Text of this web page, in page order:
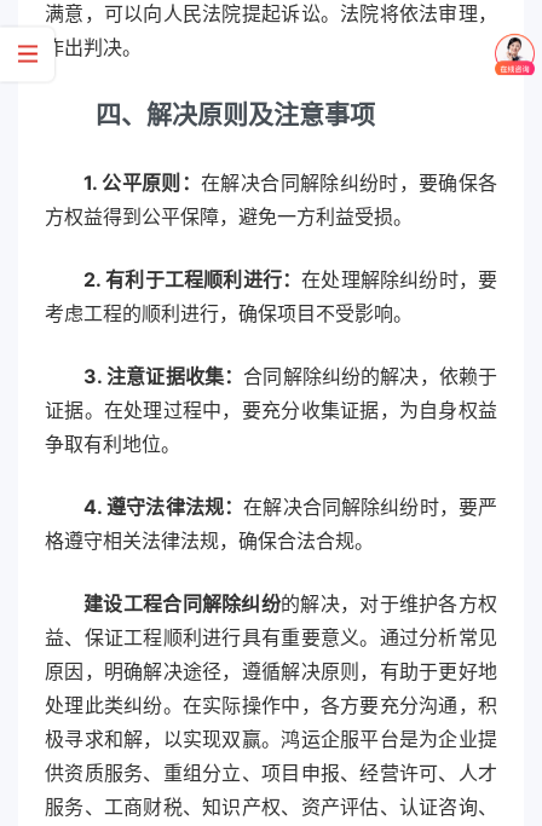
满意，可以向人民法院提起诉讼。法院将依法审理，
作出判决。
四、解决原则及注意事项
1. 公平原则：在解决合同解除纠纷时，要确保各
方权益得到公平保障，避免一方利益受损。
2. 有利于工程顺利进行：在处理解除纠纷时，要
考虑工程的顺利进行，确保项目不受影响。
3. 注意证据收集：合同解除纠纷的解决，依赖于
证据。在处理过程中，要充分收集证据，为自身权益
争取有利地位。
4. 遵守法律法规：在解决合同解除纠纷时，要严
格遵守相关法律法规，确保合法合规。
建设工程合同解除纠纷的解决，对于维护各方权
益、保证工程顺利进行具有重要意义。通过分析常见
原因，明确解决途径，遵循解决原则，有助于更好地
处理此类纠纷。在实际操作中，各方要充分沟通，积
极寻求和解，以实现双赢。鸿运企服平台是为企业提
供资质服务、重组分立、项目申报、经营许可、人才
服务、工商财税、知识产权、资产评估、认证咨询、